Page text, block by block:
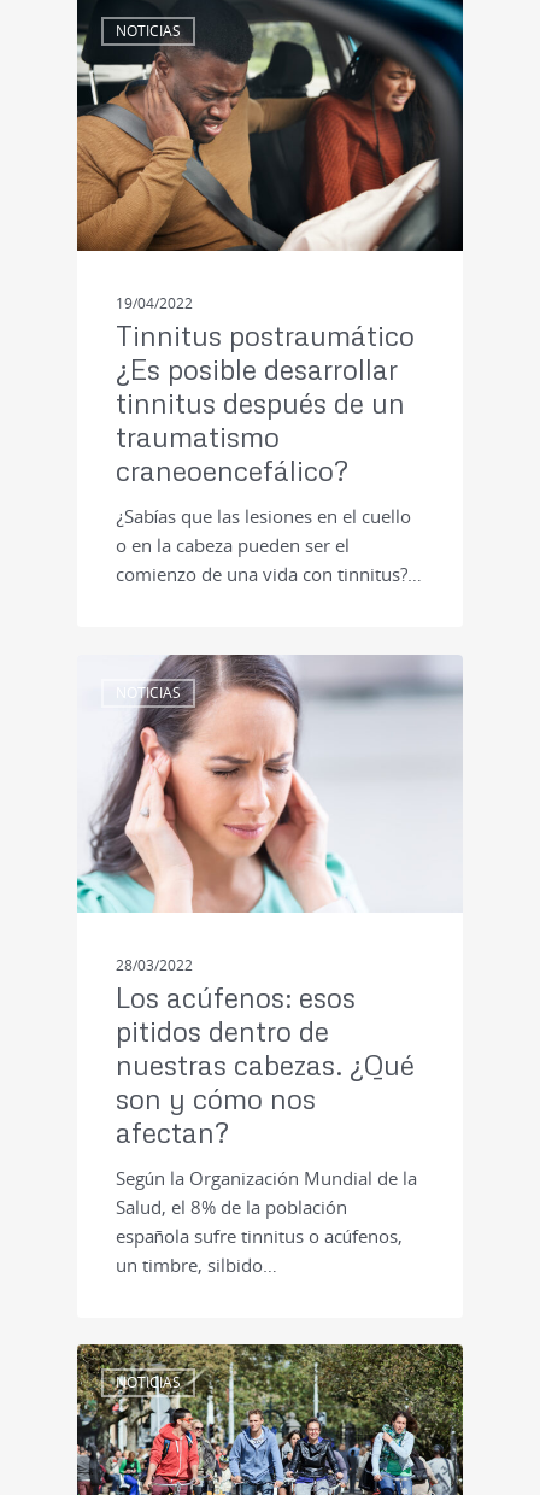
NOTICIAS
19/04/2022
Tinnitus postraumático
¿Es posible desarrollar
tinnitus después de un
traumatismo
craneoencefálico?
¿Sabías que las lesiones en el cuello
o en la cabeza pueden ser el
comienzo de una vida con tinnitus?…
NOTICIAS
28/03/2022
Los acúfenos: esos
pitidos dentro de
nuestras cabezas. ¿Qué
son y cómo nos
afectan?
Según la Organización Mundial de la
Salud, el 8% de la población
española sufre tinnitus o acúfenos,
un timbre, silbido…
NOTICIAS